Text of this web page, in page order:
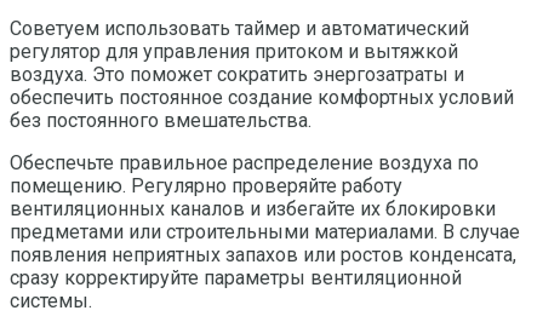
Советуем использовать таймер и автоматический
регулятор для управления притоком и вытяжкой
воздуха. Это поможет сократить энергозатраты и
обеспечить постоянное создание комфортных условий
без постоянного вмешательства.
Обеспечьте правильное распределение воздуха по
помещению. Регулярно проверяйте работу
вентиляционных каналов и избегайте их блокировки
предметами или строительными материалами. В случае
появления неприятных запахов или ростов конденсата,
сразу корректируйте параметры вентиляционной
системы.